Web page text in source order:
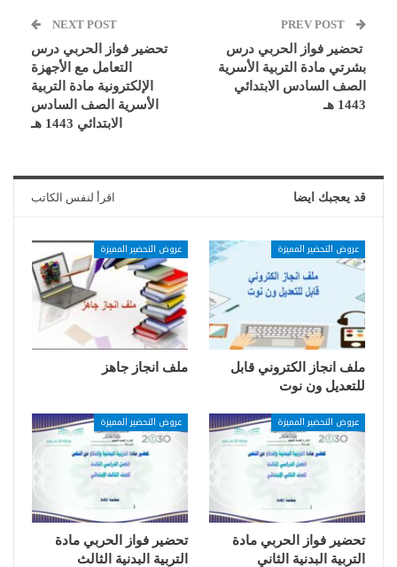
تحضير فواز الحربي درس
بشرتي مادة التربية الأسرية
الصف السادس الابتدائي
1443 هـ
NEXT POST
تحضير فواز الحربي درس
التعامل مع الأجهزة
الإلكترونية مادة التربية
الأسرية الصف السادس
الابتدائي 1443 هـ
قد يعجبك ايضا اقرأ لنفس الكاتب
عروض التحضير المميزة
ملف انجاز الكتروني قابل
للتعديل ون نوت
عروض التحضير المميزة
ملف انجاز جاهز
عروض التحضير المميزة
تحضير فواز الحربي مادة
التربية البدنية الثاني
عروض التحضير المميزة
تحضير فواز الحربي مادة
التربية البدنية الثالث